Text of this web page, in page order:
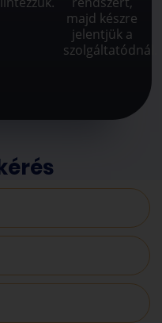
majd készre
jelentjük a
szolgáltatódnál.